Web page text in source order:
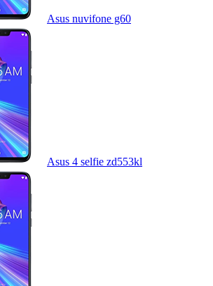
Asus nuvifone g60
Asus 4 selfie zd553kl